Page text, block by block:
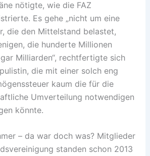
nötigte, wie die FAZ
Es gehe „nicht um eine
die den Mittelstand belastet,
die hunderte Millionen
Milliarden“, rechtfertigte sich
die mit einer solch eng
kaum die für die
Umverteilung notwendigen
könnte.
– da war doch was? Mitglieder
standen schon 2013